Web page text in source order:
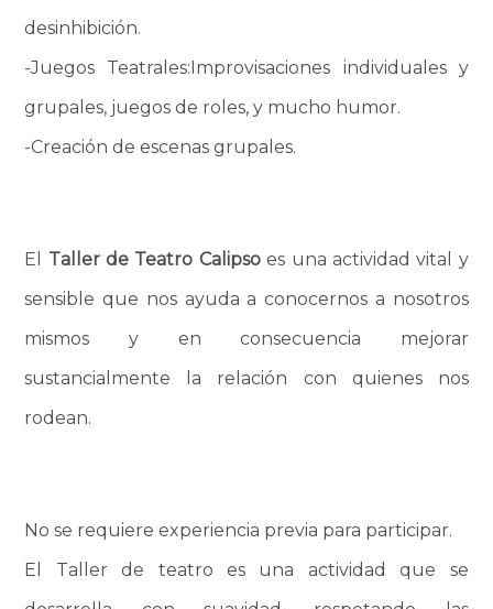
desinhibición.
-Juegos Teatrales:Improvisaciones individuales y
grupales, juegos de roles, y mucho humor.
-Creación de escenas grupales.
El Taller de Teatro Calipsoes una actividad vital y
sensible que nos ayuda a conocernos a nosotros
mismos y en consecuencia mejorar
sustancialmente la relación con quienes nos
rodean.
No se requiere experiencia previa para participar.
El Taller de teatro es una actividad que se